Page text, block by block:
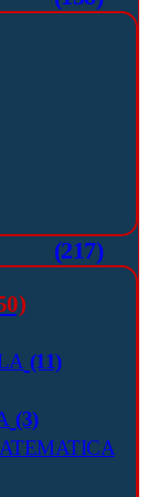
(217)
(11)
(3)